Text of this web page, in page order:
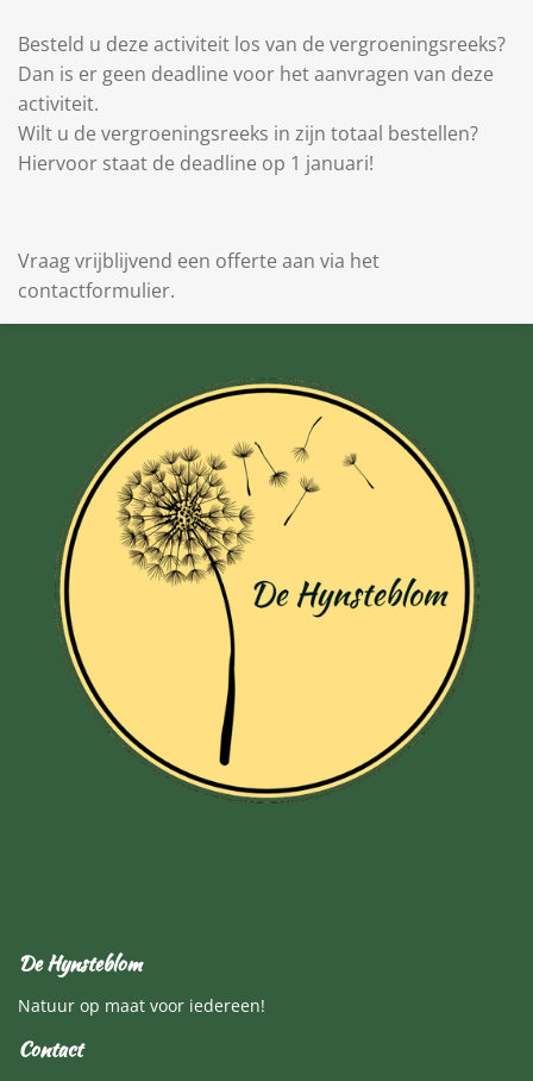
Besteld u deze activiteit los van de vergroeningsreeks?
Dan is er geen deadline voor het aanvragen van deze
activiteit.
Wilt u de vergroeningsreeks in zijn totaal bestellen?
Hiervoor staat de deadline op 1 januari!
Vraag vrijblijvend een offerte aan via het
contactformulier.
De Hynsteblom
Natuur op maat voor iedereen!
Contact